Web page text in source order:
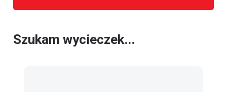
Szukam wycieczek...